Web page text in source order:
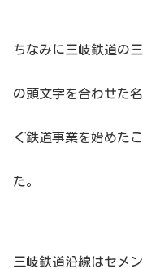
ちなみに三岐鉄道の
の頭文字を合わせた
ぐ鉄道事業を始めた
た。
三岐鉄道沿線はセメ